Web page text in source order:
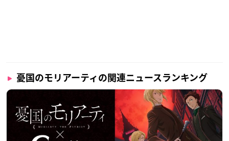
憂国のモリアーティの関連ニュースランキング